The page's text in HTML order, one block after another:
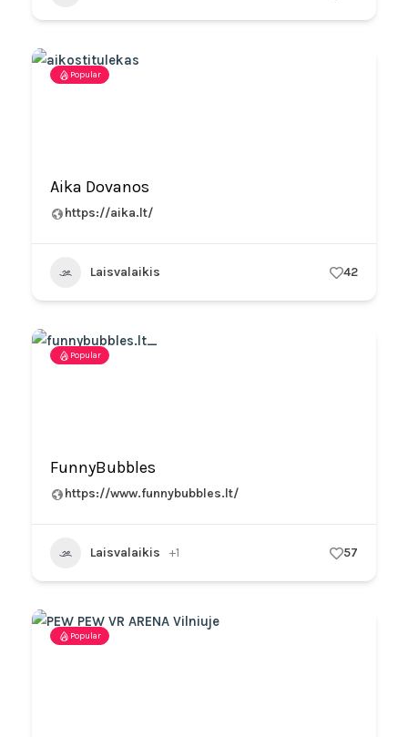
Popular
Aika Dovanos
https://aika.lt/
Laisvalaikis 42
Popular
FunnyBubbles
https://www.funnybubbles.lt/
Laisvalaikis +1 57
Popular